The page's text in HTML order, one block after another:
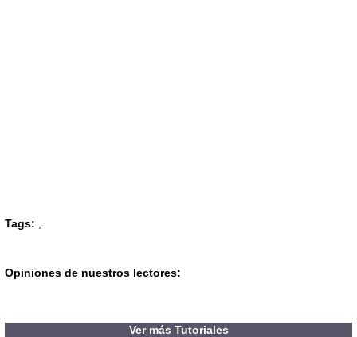
Tags: ,
Opiniones de nuestros lectores:
Ver más Tutoriales